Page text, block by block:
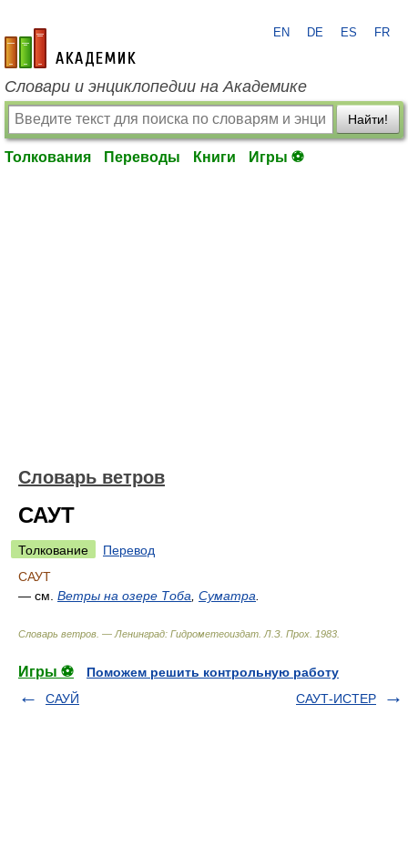
academic.ru
EN DE ES FR
Словари и энциклопедии на Академике
Найти!
Толкования Переводы Книги Игры ⚽
Словарь ветров
САУТ
Толкование
Перевод
САУТ
— см. Ветры на озере Тоба Суматра
Словарь ветров. — Ленинград: Гидрометеоиздат Л.З. Прох 1983
Игры ⚽
Поможем решить контрольную работу
САУЙ
САУТ-ИСТЕР